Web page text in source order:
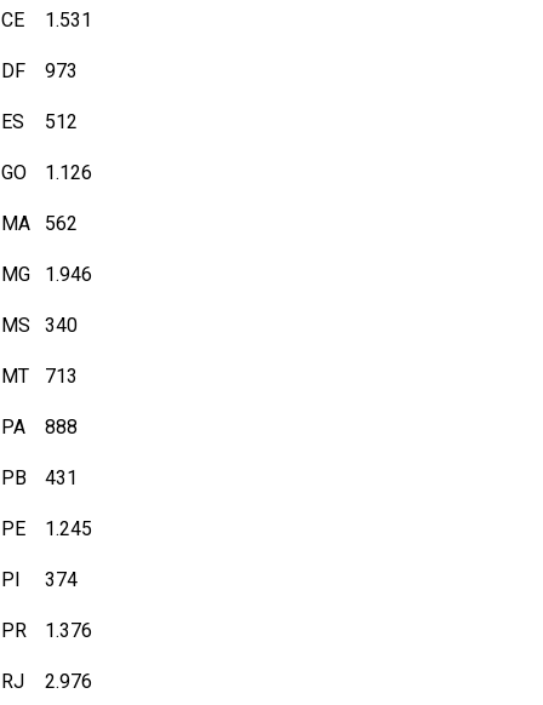
CE 1.531
DF 973
ES 512
GO 1.126
MA 562
MG 1.946
MS 340
MT 713
PA 888
PB 431
PE 1.245
PI 374
PR 1.376
RJ 2.976